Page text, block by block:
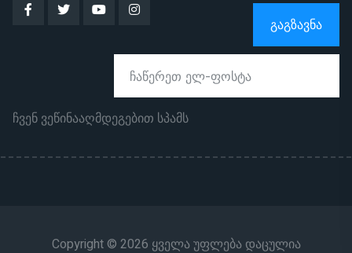
ᲒᲐᲒᲖᲐᲕᲜᲐ
ჩვენ ვეწინააღმდეგებით სპამს
Copyright © 2026 ყველა უფლება დაცულია